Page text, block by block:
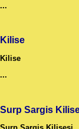
...
Kilise
Kilise
...
Surp Sargis